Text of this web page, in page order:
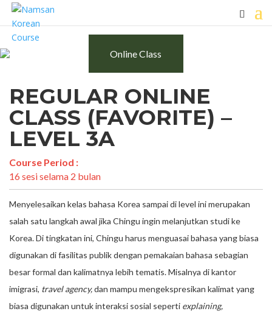
Online Class
REGULAR ONLINE
CLASS (FAVORITE) –
LEVEL 3A
Course Period :
16 sesi selama 2 bulan
Menyelesaikan kelas bahasa Korea sampai di level ini merupakan
salah satu langkah awal jika Chingu ingin melanjutkan studi ke
Korea. Di tingkatan ini, Chingu harus menguasai bahasa yang biasa
digunakan di fasilitas publik dengan pemakaian bahasa sebagian
besar formal dan kalimatnya lebih tematis. Misalnya di kantor
imigrasi, travel agency,dan mampu mengekspresikan kalimat yang
biasa digunakan untuk interaksi sosial seperti explaining,